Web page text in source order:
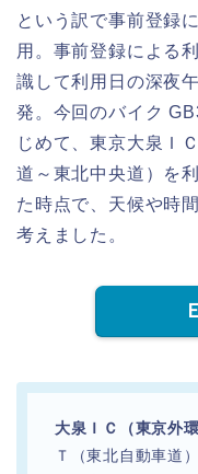
という訳で事前登録
用。事前登録による
識して利用日の深夜
発。今回のバイク
じめて、東京大泉Ｉ
道～東北中央道）を
た時点で、天候や時
考えました。
大泉ＩＣ（東京外
Ｔ（東北自動車道